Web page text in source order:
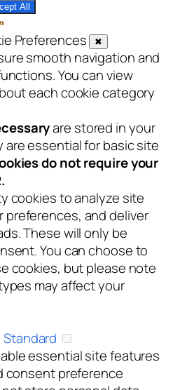
All
Preferences
✖
smooth navigation and
You can view
each cookie category
are stored in your
essential for basic site
do not require your
cookies to analyze site
preferences, and deliver
These will only be
You can choose to
cookies, but please note
may affect your
Standard
essential site features
consent preference